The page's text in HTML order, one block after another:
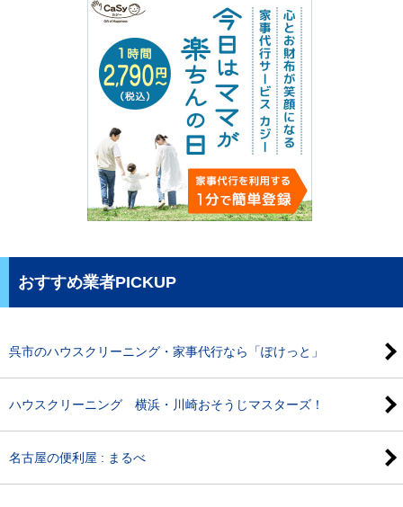
おすすめ業者PICKUP
呉市のハウスクリーニング・家事代行なら「ぽけっと」
ハウスクリーニング 横浜・川崎おそうじマスターズ！
名古屋の便利屋 : まるべ